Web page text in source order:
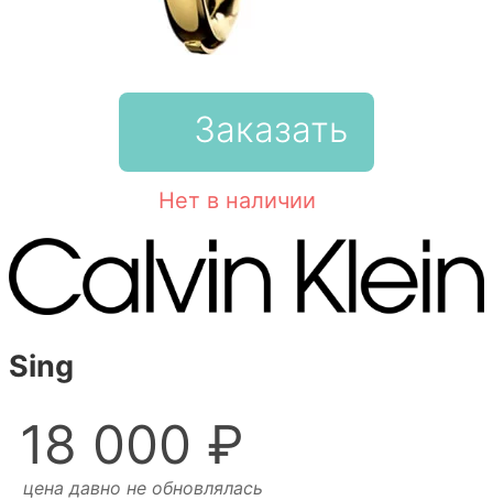
Заказать
Нет в наличии
Sing
18 000 ₽
цена давно не обновлялась